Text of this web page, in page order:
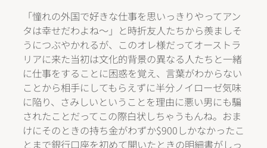
「憧れの外国で好きな仕事を思いっきりやってアン
タは幸せだわよね～」と時折友人たちから羨ましそ
うにつぶやかれるが、このオレ様だってオーストラ
リアに来た当初は文化的背景の異なる人たちと一緒
に仕事をすることに困惑を覚え、言葉がわからない
ことから相手にしてもらえずに半分ノイローゼ気味
に陥り、さみしいということを理由に悪い男にも騙
されたことだってこの際白状しちゃうもんね。おま
けにそのときの持ち金がわずか$900しかなかったこ
とまで銀行口座を初めて開いたときの明細書がしっ